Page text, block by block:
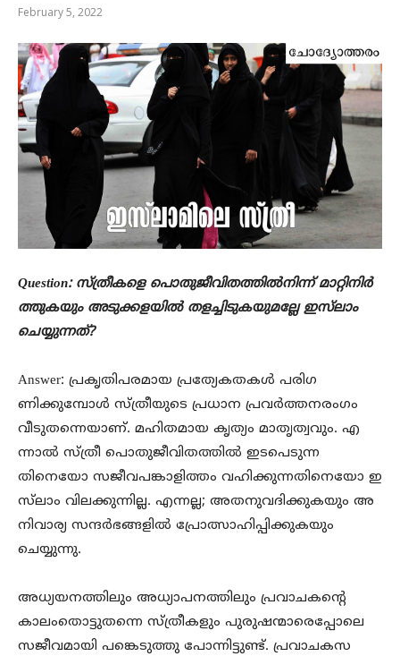
February 5, 2022
Question: സ്ത്രീകളെ പൊതുജീവിതത്തിൽനിന്ന് മാറ്റിനിർ
ത്തുകയും അടുക്കളയിൽ തളച്ചിടുകയുമല്ലേ ഇസ്‌ലാം
ചെയ്യുന്നത്?
Answer: പ്രകൃതിപരമായ പ്രത്യേകതകൾ പരിഗ
ണിക്കുമ്പോൾ സ്ത്രീയുടെ പ്രധാന പ്രവർത്തനരംഗം
വീടുതന്നെയാണ്. മഹിതമായ കൃത്യം മാതൃത്വവും. എ
ന്നാൽ സ്ത്രീ പൊതുജീവിതത്തിൽ ഇടപെടുന്ന
തിനെയോ സജീവപങ്കാളിത്തം വഹിക്കുന്നതിനെയോ ഇ
സ്‌ലാം വിലക്കുന്നില്ല. എന്നല്ല; അതനുവദിക്കുകയും അ
നിവാര്യ സന്ദർഭങ്ങളിൽ പ്രോത്സാഹിപ്പിക്കുകയും
ചെയ്യുന്നു.
അധ്യയനത്തിലും അധ്യാപനത്തിലും പ്രവാചകന്റെ
കാലംതൊട്ടുതന്നെ സ്ത്രീകളും പുരുഷന്മാരെപ്പോലെ
സജീവമായി പങ്കെടുത്തു പോന്നിട്ടുണ്ട്. പ്രവാചകസ